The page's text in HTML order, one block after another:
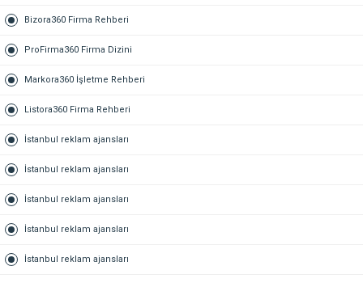
Bizora360 Firma Rehberi
ProFirma360 Firma Dizini
Markora360 İşletme Rehberi
Listora360 Firma Rehberi
İstanbul reklam ajansları
İstanbul reklam ajansları
İstanbul reklam ajansları
İstanbul reklam ajansları
İstanbul reklam ajansları